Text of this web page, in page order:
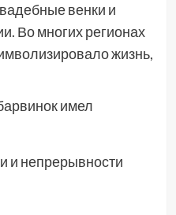
венки и
Во многих регионах
жизнь,
имел
и непрерывности